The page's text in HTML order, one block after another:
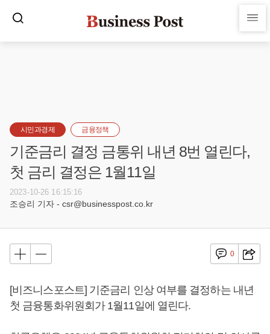
시민과경제 금융정책
기준금리 결정 금통위 내년 8번 열린다,
첫 금리 결정은 1월11일
2023-10-26 16:15:16
조승리 기자 - csr@businesspost.co.kr
0
[비즈니스포스트] 기준금리 인상 여부를 결정하는 내년
첫 금융통화위원회가 1월11일에 열린다.